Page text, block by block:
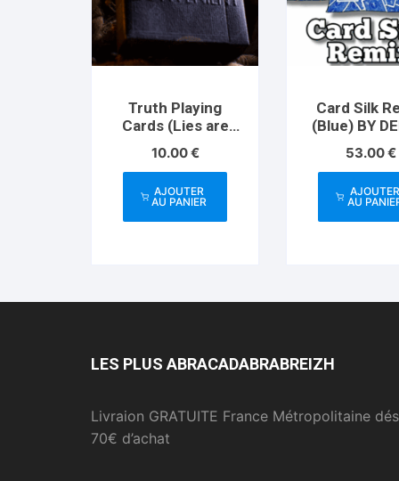
Truth Playing
Cards (Lies are
10.00€
AJOUTER
AU PANIER
Card Silk
(Blue) BY
53.00€
AJOUTER
AU
LES PLUS ABRACADABRABREIZH
Livraion GRATUITE France Métropolitaine dés
70€ d’achat